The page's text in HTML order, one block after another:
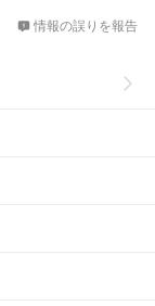
情報の誤りを報告